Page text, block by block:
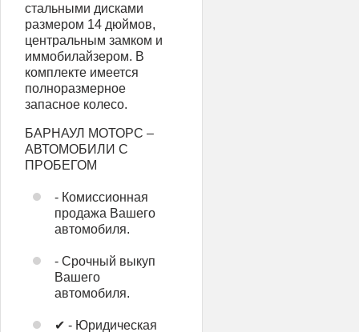
стальными дисками
размером 14 дюймов,
центральным замком и
иммобилайзером. В
комплекте имеется
полноразмерное
запасное колесо.
БАРНАУЛ МОТОРС –
АВТОМОБИЛИ С
ПРОБЕГОМ
- Комиссионная
продажа Вашего
автомобиля.
- Срочный выкуп
Вашего
автомобиля.
✔ - Юридическая